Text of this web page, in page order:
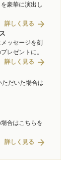
豪華に演出し
詳しく見る arrow_forward
ッセージを刻
レゼントに。
詳しく見る arrow_forward
だいた場合は
合はこちらを
詳しく見る arrow_forward